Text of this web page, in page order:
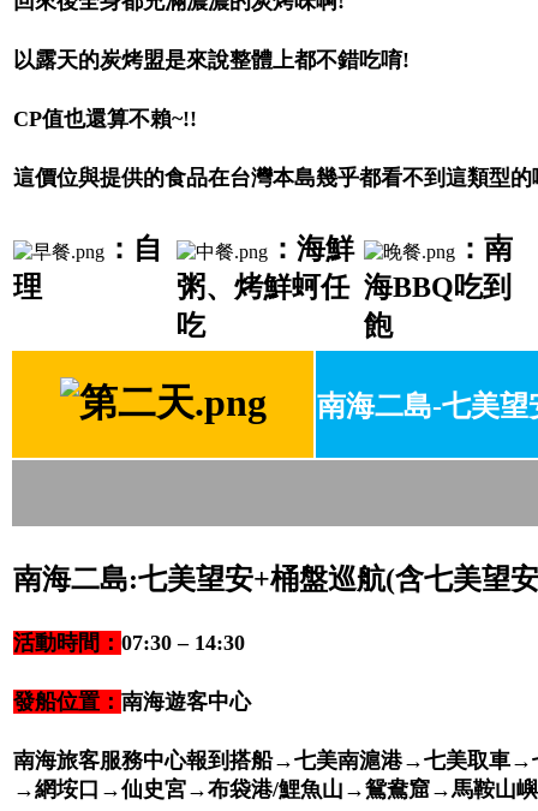
以露天的炭烤盟是來說整體上都不錯吃唷!
CP值也還算不賴~!!
這價位與提供的食品在台灣本島幾乎都看不到這類型的
： 自
理
： 海鮮
粥、烤鮮蚵任
吃
：南
海BBQ吃到
飽
南海二島-七美
南海二島:七美望安+桶盤巡航(含七美望
活動時間： 07:30 – 14:30
發船位置： 南海遊客中心
南海旅客服務中心報到搭船→七美南滬港→七美取
→網垵口→仙史宮→布袋港/鯉魚山→鴛鴦窟→馬鞍山